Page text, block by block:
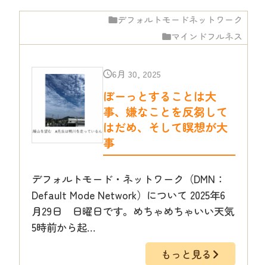
デフォルトモードネットワーク
マインドフルネス
6月 30, 2025
ぼーっとすることは大
事、嫌なことを反芻して
はだめ、そして瞑想が大
事
デフォルトモード・ネットワーク（DMN：
Default Mode Network）について 2025年6
月29日 日曜日です。めちゃめちゃいい天気
5時前から起…
もっと見る